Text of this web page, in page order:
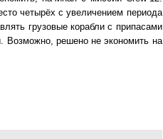
четырёх с увеличением периода
грузовые корабли с припасами
Возможно, решено не экономить на